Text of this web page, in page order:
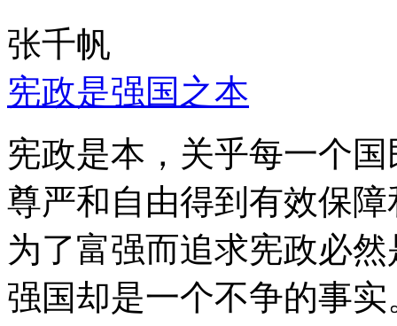
张千帆
宪政是强国之本
宪政是本，关乎每一个
尊严和自由得到有效保
为了富强而追求宪政必
强国却是一个不争的事实